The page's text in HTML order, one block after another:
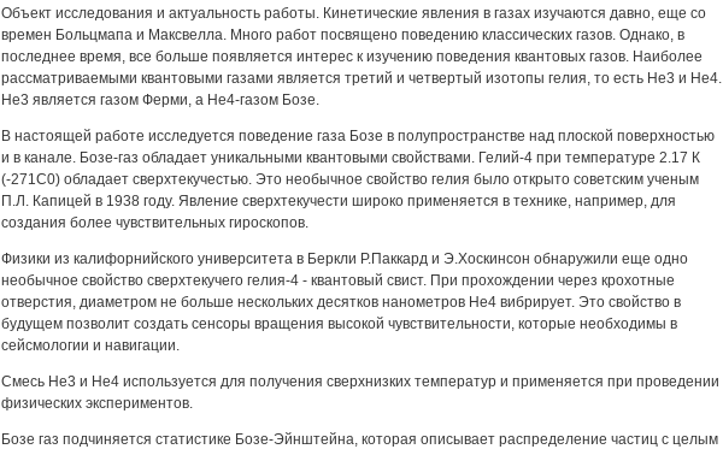
Объект исследования и актуальность работы. Кинетические явления в газах изучаются давно, еще со
времен Больцмапа и Максвелла. Много работ посвящено поведению классических газов. Однако, в
последнее время, все больше появляется интерес к изучению поведения квантовых газов. Наиболее
рассматриваемыми квантовыми газами является третий и четвертый изотопы гелия, то есть Не3 и Не4.
Не3 является газом Ферми, а Не4-газом Бозе.
В настоящей работе исследуется поведение газа Бозе в полупространстве над плоской поверхностью
и в канале. Бозе-газ обладает уникальными квантовыми свойствами. Гелий-4 при температуре 2.17 К
(-271С0) обладает сверхтекучестью. Это необычное свойство гелия было открыто советским ученым
П.Л. Капицей в 1938 году. Явление сверхтекучести широко применяется в технике, например, для
создания более чувствительных гироскопов.
Физики из калифорнийского университета в Беркли Р.Паккард и Э.Хоскинсон обнаружили еще одно
необычное свойство сверхтекучего гелия-4 - квантовый свист. При прохождении через крохотные
отверстия, диаметром не больше нескольких десятков нанометров Не4 вибрирует. Это свойство в
будущем позволит создать сенсоры вращения высокой чувствительности, которые необходимы в
сейсмологии и навигации.
Смесь Не3 и Не4 используется для получения сверхнизких температур и применяется при проведении
физических экспериментов.
Бозе газ подчиняется статистике Бозе-Эйнштейна, которая описывает распределение частиц с целым